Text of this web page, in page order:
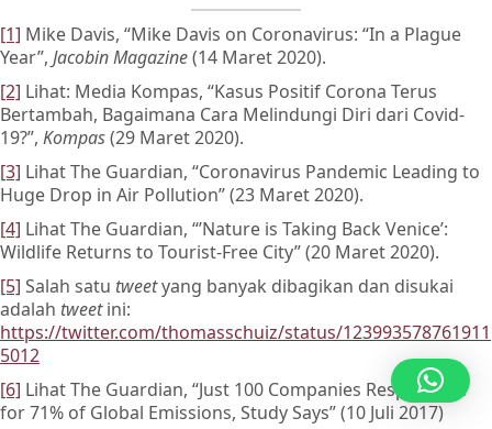
[1] Mike Davis, “Mike Davis on Coronavirus: “In a Plague
Year”, Jacobin Magazine(14 Maret 2020).
[2] Lihat: Media Kompas, “Kasus Positif Corona Terus
Bertambah, Bagaimana Cara Melindungi Diri dari Covid-
19?”, Kompas(29 Maret 2020).
[3] Lihat The Guardian, “Coronavirus Pandemic Leading to
Huge Drop in Air Pollution” (23 Maret 2020).
[4] Lihat The Guardian, “’Nature is Taking Back Venice’:
Wildlife Returns to Tourist-Free City” (20 Maret 2020).
[5] Salah satu tweetyang banyak dibagikan dan disukai
adalah tweetini:
https://twitter.com/thomasschuiz/status/123993578761911
5012
[6] Lihat The Guardian, “Just 100 Companies Responsible
for 71% of Global Emissions, Study Says” (10 Juli 2017)